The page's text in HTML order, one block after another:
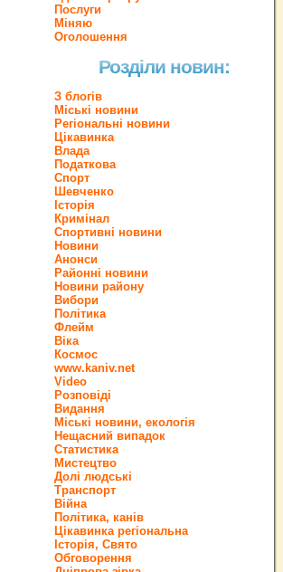
Послуги
Міняю
Оголошення
Розділи новин:
З блогів
Міські новини
Регіональні новини
Цікавинка
Влада
Податкова
Спорт
Шевченко
Історія
Кримінал
Спортивні новини
Новини
Анонси
Районні новини
Новини району
Вибори
Політика
Флейм
Віка
Космос
www.kaniv.net
Video
Розповіді
Видання
Міські новини, екологія
Нещасний випадок
Статистика
Мистецтво
Долі людські
Транспорт
Війна
Політика, канів
Цікавинка регіональна
Історія, Свято
Обговорення